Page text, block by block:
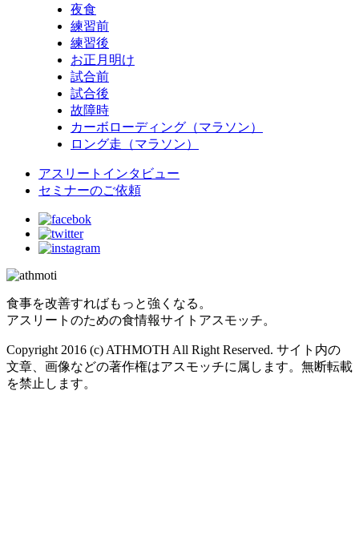
夜食
練習前
練習後
お正月明け
試合前
試合後
故障時
カーボローディング（マラソン）
ロング走（マラソン）
アスリートインタビュー
セミナーのご依頼
食事を改善すればもっと強くなる。
アスリートのための食情報サイトアスモッチ。
Copyright 2016 (c) ATHMOTH All Right Reserved. サイト内の
文章、画像などの著作権はアスモッチに属します。無断転載
を禁止します。